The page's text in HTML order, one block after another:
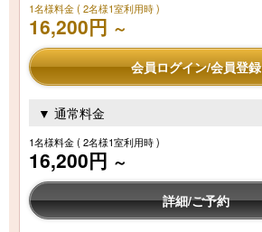
1名様料金( 2名様1室利用時 )
16,200円 ～
会員ログイン/会員登録
▼ 通常料金
1名様料金( 2名様1室利用時 )
16,200円 ～
詳細/ご予約